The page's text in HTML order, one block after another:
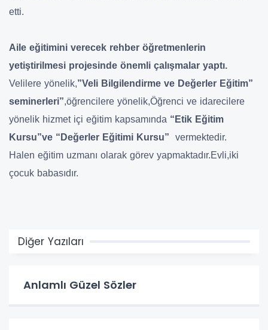
etti.
Aile eğitimini verecek rehber öğretmenlerin
yetiştirilmesi projesinde önemli çalışmalar yaptı.
Velilere yönelik,”Veli Bilgilendirme ve Değerler Eğitim”
seminerleri”,öğrencilere yönelik,Öğrenci ve idarecilere
yönelik hizmet içi eğitim kapsamında “Etik Eğitim
Kursu”ve “Değerler Eğitimi Kursu”
vermektedir.
Halen eğitim uzmanı olarak görev yapmaktadır.Evli,iki
çocuk babasıdır.
Diğer Yazıları
Anlamlı Güzel Sözler